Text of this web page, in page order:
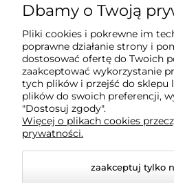
Moje konto
Płatności i dostawa
Informacje
O nas
Dbamy o Twoją
Pliki cookies i pokrewne im
poprawne działanie strony i
dostosować ofertę do Twoich
zaakceptować wykorzystanie
tych plików i przejść do sklepu
plików do swoich preferencji,
"Dostosuj zgody".
Więcej o plikach cookies
prywatności.
zaakceptuj tylko